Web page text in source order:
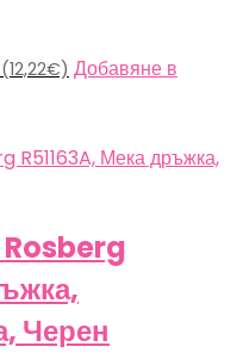
(12,22€) Текущата
23,90 лв.
Добавяне в
Черен